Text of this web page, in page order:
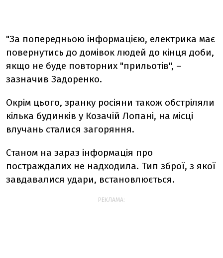
"За попередньою інформацією, електрика має
повернутись до домівок людей до кінця доби,
якщо не буде повторних "прильотів", –
зазначив Задоренко.
Окрім цього, зранку росіяни також обстріляли
кілька будинків у Козачій Лопані, на місці
влучань сталися загоряння.
Станом на зараз інформація про
постраждалих не надходила. Тип зброї, з якої
завдавалися удари, встановлюється.
РЕКЛАМА: